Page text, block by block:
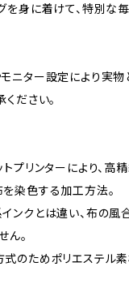
を身に着けて、特別な
ニター設定により実物
ださい。
プリンターにより、高
染色する加工方法。
ンクとは違い、布の風
ん。
のためポリエステル